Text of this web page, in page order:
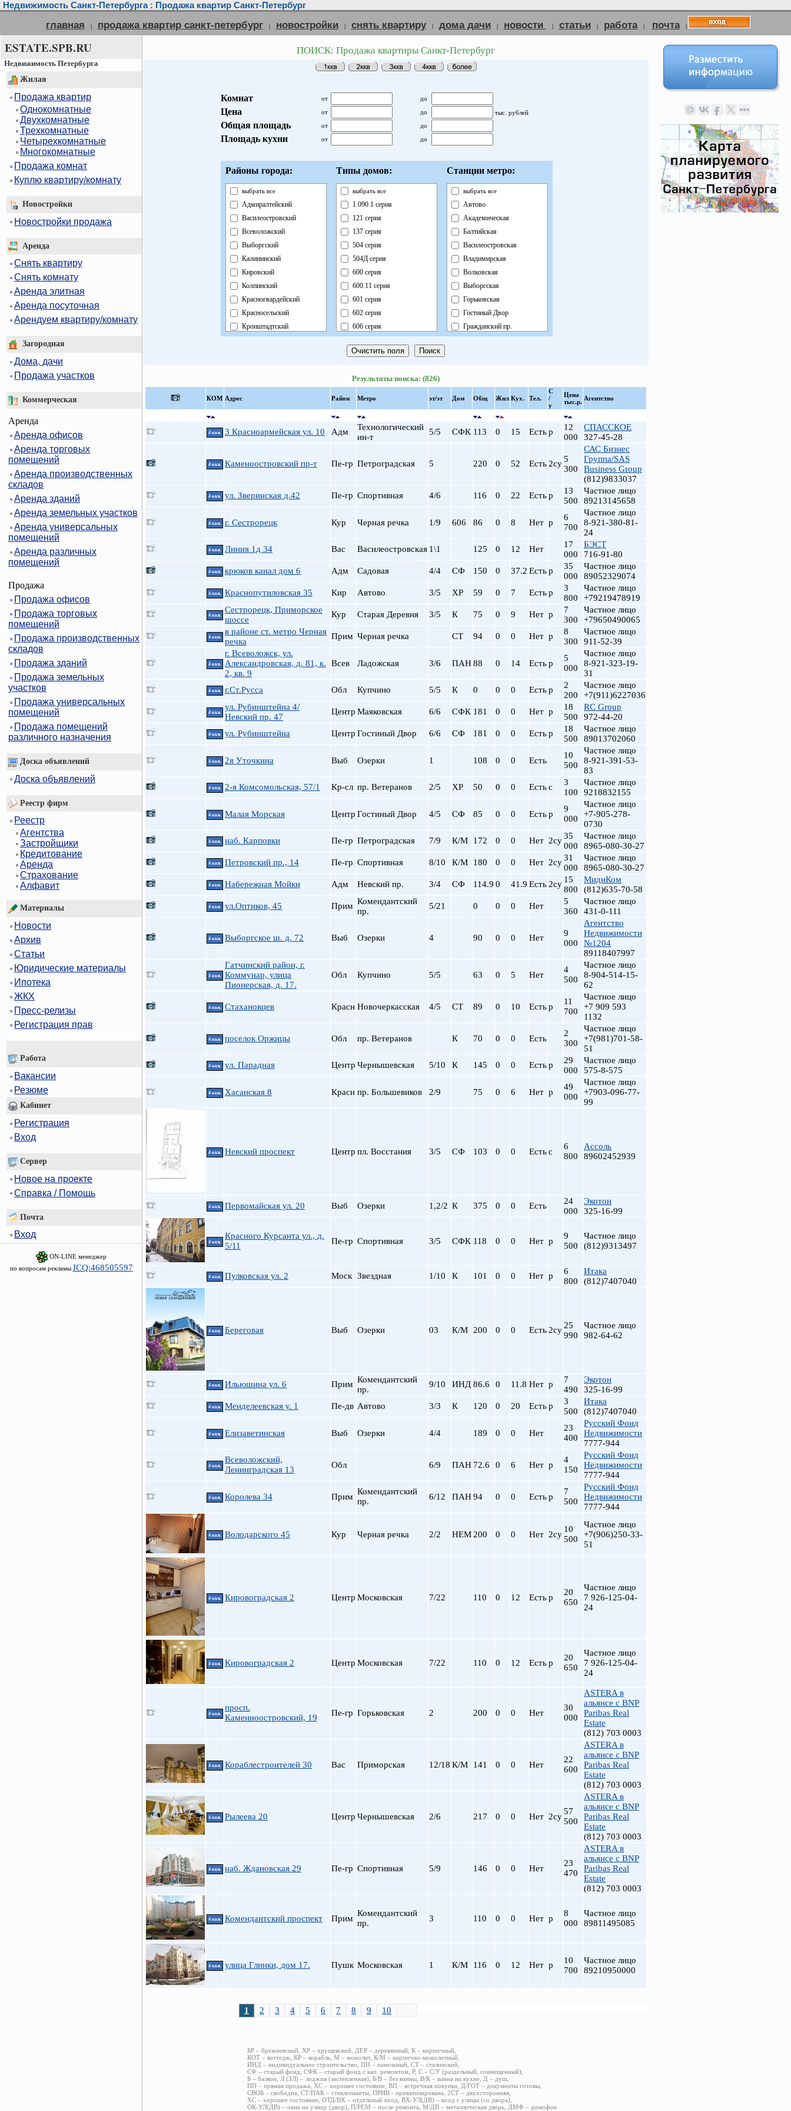
Недвижимость Санкт-Петербурга : Продажа квартир Санкт-Петербург
главная | продажа квартир санкт-петербург | новостройки | снять квартиру | дома дачи | новости | статьи | работа | почта |
ESTATE.SPB.RU
Недвижимость Петербурга
Жилая
Продажа квартир
Однокомнатные
Двухкомнатные
Трехкомнатные
Четырехкомнатные
Многокомнатные
Продажа комнат
Куплю квартиру/комнату
Новостройки
Новостройки продажа
Аренда
Снять квартиру
Снять комнату
Аренда элитная
Аренда посуточная
Арендуем квартиру/комнату
Загородная
Дома, дачи
Продажа участков
Коммерческая
Аренда
Аренда офисов
Аренда торговых
помещений
Аренда производственных
складов
Аренда зданий
Аренда земельных участков
Аренда универсальных
помещений
Аренда различных
помещений
Продажа
Продажа офисов
Продажа торговых
помещений
Продажа производственных
складов
Продажа зданий
Продажа земельных
участков
Продажа универсальных
помещений
Продажа помещений
различного назначения
Доска объявлений
Доска объявлений
Реестр фирм
Реестр
Агентства
Застройщики
Кредитование
Аренда
Страхование
Алфавит
Материалы
Новости
Архив
Статьи
Юридические материалы
Ипотека
ЖКХ
Пресс-релизы
Регистрация прав
Работа
Вакансии
Резюме
Кабинет
Регистрация
Вход
Сервер
Новое на проекте
Справка / Помощь
Почта
Вход
ON-LINE менеджер
по вопросам рекламы ICQ:468505597
ПОИСК: Продажа квартиры Санкт-Петербург
Комнат от до
Цена от до тыс. рублей
Общая площадь от до
Площадь кухни от до
Районы города:
выбрать все
Адмиралтейский
Василеостровский
Всеволожский
Выборгский
Калининский
Кировский
Колпинский
Красногвардейский
Красносельский
Кронштадтский
Петроградский
Приморский
Фрунзенский
Типы домов:
выбрать все
1.090.1 серия
121 серия
137 серия
504 серия
504Д серия
600 серия
600.11 серия
601 серия
602 серия
606 серия
Брежневка
Индивидуальный
Кирпично-Монолитный
Кирпичный
Коттедж
Немецкий
Реконструкция
Сталинский
Станции метро:
выбрать все
Автово
Академическая
Балтийская
Василеостровская
Владимирская
Волковская
Выборгская
Горьковская
Гостиный Двор
Гражданский пр.
Звенигородская
Кировский завод
Крестовский о-в
Ладожская
Нарвская
Новочеркасская
Обводный Канал
Озерки
Парнас
Пионерская
пл. Ленина
Политехническая
пр. Ветеранов
Приморская
Пушкинская
Сенная пл.
Старая Деревня
Удельная
Черная речка
Чкаловская
Результаты поиска: (826)
КOМ Адрес Район Метро эт/эт Дом Общ Жил Кух. Тел.
С
/
у
Цена
тыс.р. Агентство
4 ккв. 3 Красноармейская ул. 10 Адм
Технологический
ин-т
5/5 СФК 113 0 15 Естьр
12
000
СПАССКОЕ
327-45-28
4 ккв. Каменоостровский пр-т Пе-гр Петроградская 5 220 0 52 Есть 2су5
300
САС Бизнес
Группа/SAS
Business Group
(812)9833037
4 ккв. ул. Зверинская д.42 Пе-гр Спортивная 4/6 116 0 22 Естьр
13
500
Частное лицо
89213145658
4 ккв. г. Сестрорецк Кур Черная речка 1/9 606 86 0 8 Нет р
6
700
Частное лицо
8-921-380-81-
24
4 ккв. Линия 1д 34 Вас Василеостровская 1\1 125 0 12 Нет
17
000
БЭСТ
716-91-80
4 ккв. крюков канал дом 6 Адм Садовая 4/4 СФ 150 0 37.2 Естьр
35
000
Частное лицо
89052329074
4 ккв. Краснопутиловская 35 Кир Автово 3/5 ХР 59 0 7 Естьр
3
800
Частное лицо
+79219478919
4 ккв.
Сестрорецк, Приморское
шоссе
Кур Старая Деревня 3/5 К 75 0 9 Нет р
7
300
Частное лицо
+79650490065
4 ккв.
в районе ст. метро Черная
речка
Прим Черная речка СТ 94 0 0 Нет р
8
300
Частное лицо
911-52-39
4 ккв.
г. Всеволожск, ул.
Александровская, д. 81, к.
2, кв. 9
Всев Ладожская 3/6 ПАН88 0 14 Естьр
5
000
Частное лицо
8-921-323-19-
31
4 ккв. г.Ст.Русса Обл Купчино 5/5 К 0 0 0 Естьр
2
200
Частное лицо
+7(911)6227036
4 ккв.
ул. Рубинштейна 4/
Невский пр. 47
Центр Маяковская 6/6 СФК 181 0 0 Нет р
18
500
RC Group
972-44-20
4 ккв. ул. Рубинштейна Центр Гостиный Двор 6/6 СФ 181 0 0 Естьр
18
500
Частное лицо
89013702060
4 ккв. 2я Уточкина Выб Озерки 1 108 0 0 Есть
10
500
Частное лицо
8-921-391-53-
83
4 ккв. 2-я Комсомольская, 57/1 Кр-сл пр. Ветеранов 2/5 ХР 50 0 0 Естьс
3
100
Частное лицо
9218832155
4 ккв. Малая Морская Центр Гостиный Двор 4/5 СФ 85 0 0 Естьр
9
000
Частное лицо
+7-905-278-
0730
4 ккв. наб. Карповки Пе-гр Петроградская 7/9 К/М 172 0 0 Нет 2су35
000
Частное лицо
8965-080-30-27
4 ккв. Петровский пр., 14 Пе-гр Спортивная 8/10 К/М 180 0 0 Нет 2су31
000
Частное лицо
8965-080-30-27
4 ккв. Набережная Мойки Адм Невский пр. 3/4 СФ 114.9 0 41.9 Есть 2су 15
800
МидиКом
(812)635-70-58
4 ккв. ул.Оптиков, 45 Прим Комендантский
пр.
5/21 0 0 0 Нет
5
360
Частное лицо
431-0-111
4 ккв. Выборгское ш. д. 72 Выб Озерки 4 90 0 0 Нет
9
000
Агентство
Недвижимости
№1204
89118407997
4 ккв.
Гатчинский район, г.
Коммунар, улица
Пионерская, д. 17.
Обл Купчино 5/5 63 0 5 Нет
4
500
Частное лицо
8-904-514-15-
62
4 ккв. Стахановцев Красн Новочеркасская 4/5 СТ 89 0 10 Естьр
11
700
Частное лицо
+7 909 593
1132
4 ккв. поселок Оржицы Обл пр. Ветеранов К 70 0 0 Есть
2
300
Частное лицо
+7(981)701-58-
51
4 ккв. ул. Парадная Центр Чернышевская 5/10 К 145 0 0 Естьр
29
000
Частное лицо
575-8-575
4 ккв. Хасанская 8 Красн пр. Большевиков 2/9 75 0 6 Нет р
49
000
Частное лицо
+7903-096-77-
99
4 ккв. Невский проспект Центр пл. Восстания 3/5 СФ 103 0 0 Естьс
6
800
Ассоль
89602452939
4 ккв. Первомайская ул. 20 Выб Озерки 1,2/2 К 375 0 0 Есть
24
000
Экотон
325-16-99
4 ккв.
Красного Курсанта ул., д.
5/11
Пе-гр Спортивная 3/5 СФК 118 0 0 Нет р
9
500
Частное лицо
(812)9313497
4 ккв. Пулковская ул. 2 Моск Звездная 1/10 К 101 0 0 Нет р
6
800
Итака
(812)7407040
4 ккв. Береговая Выб Озерки 03 К/М 200 0 0 Есть 2су 25
990
Частное лицо
982-64-62
4 ккв. Ильюшина ул. 6 Прим Комендантский
пр.
9/10 ИНД 86.6 0 11.8 Нет р
7
490
Экотон
325-16-99
4 ккв. Менделеевская у. 1 Пе-дв Автово 3/3 К 120 0 20 Естьр
3
500
Итака
(812)7407040
4 ккв. Елизаветинская Выб Озерки 4/4 189 0 0 Нет
23
400
Русский Фонд
Недвижимости
7777-944
4 ккв.
Всеволожский,
Ленинградская 13
Обл 6/9 ПАН 72.6 0 6 Нет р
4
150
Русский Фонд
Недвижимости
7777-944
4 ккв. Королева 34 Прим
Комендантский
пр.
6/12 ПАН94 0 0 Естьр
7
500
Русский Фонд
Недвижимости
7777-944
4 ккв. Володарского 45 Кур Черная речка 2/2 НЕМ 200 0 0 Нет 2су
10
500
Частное лицо
+7(906)250-33-
51
4 ккв. Кировоградская 2 Центр Московская 7/22 110 0 12 Естьр
20
650
Частное лицо
7 926-125-04-
24
4 ккв. Кировоградская 2 Центр Московская 7/22 110 0 12 Естьр
20
650
Частное лицо
7 926-125-04-
24
4 ккв.
просп.
Каменноостровский, 19
Пе-гр Горьковская 2 200 0 0 Нет
30
000
ASTERA в
альянсе с BNP
Paribas Real
Estate
(812) 703 0003
4 ккв. Кораблестроителей 30 Вас Приморская 12/18 К/М 141 0 0 Нет
22
600
ASTERA в
альянсе с BNP
Paribas Real
Estate
(812) 703 0003
4 ккв. Рылеева 20 Центр Чернышевская 2/6 217 0 0 Нет 2су
57
500
ASTERA в
альянсе с BNP
Paribas Real
Estate
(812) 703 0003
4 ккв. наб. Ждановская 29 Пе-гр Спортивная 5/9 146 0 0 Нет
23
470
ASTERA в
альянсе с BNP
Paribas Real
Estate
(812) 703 0003
4 ккв. Комендантский проспект Прим
Комендантский
пр.
3 110 0 0 Нет р
8
000
Частное лицо
89811495085
4 ккв. улица Глинки, дом 17. Пушк Московская 1 К/М 116 0 12 Нет р
10
700
Частное лицо
89210950000
1 2 3 4 5 6 7 8 9 10
БР – брежневский, ХР – хрущевский, ДЕР – деревянный, К – кирпичный,
КОТ – коттедж, КР – корабль, М – монолит, К/М – кирпично-монолитный,
ИНД – индивидуальное строительство, ПН – панельный, СТ – сталинский,
СФ – старый фонд, СФК – старый фонд с кап. ремонтом, Р, С – С/У (раздельный, совмещенный),
Б – балкон, Л (ЗЛ) – лоджия (застекленная), Б/В – без ванны, В/К – ванна на кухне, Д – душ,
ПП – прямая продажа, ХС – хорошее состояние, ВП – встречная покупка, Д/ГОТ – документы готовы,
СВОБ – свободна, СТ/ПАК – стеклопакеты, ПРИВ - приватизирована, 2СТ – двухсторонняя,
ХС – хорошее состояние, ОТД/ВХ – отдельный вход, ВХ-УЛ(ДВ) – вход с улицы (со двора),
ОК-УЛ(ДВ) – окна на улицу (двор), П/РЕМ – после ремонта, М/ДВ – металлическая дверь, ДМФ – домофон